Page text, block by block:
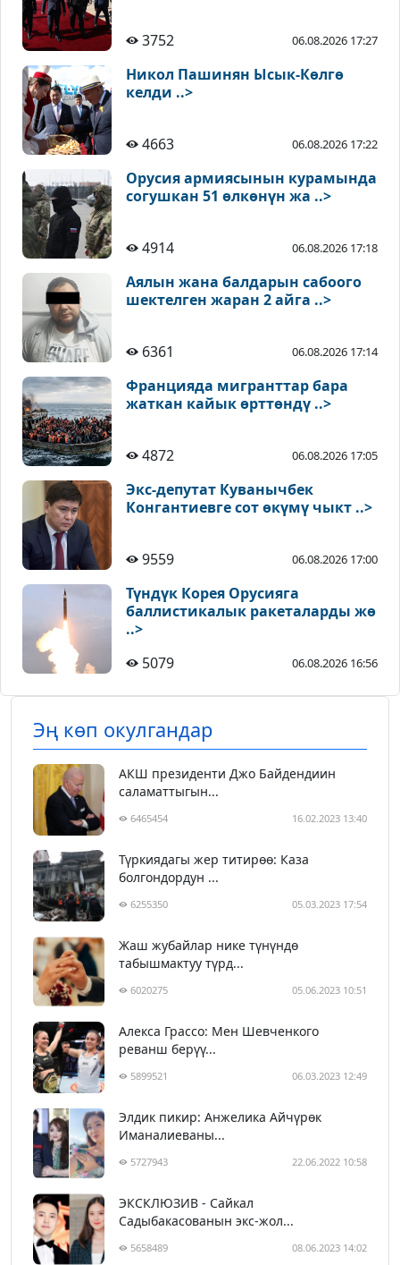
3752 06.08.2026 17:27
Никол Пашинян Ысык-Көлгө
келди ..>
4663 06.08.2026 17:22
Орусия армиясынын курамында
согушкан 51 өлкөнүн жа ..>
4914 06.08.2026 17:18
Аялын жана балдарын сабоого
шектелген жаран 2 айга ..>
6361 06.08.2026 17:14
Францияда мигранттар бара
жаткан кайык өрттөндү ..>
4872 06.08.2026 17:05
Экс-депутат Куванычбек
Конгантиевге сот өкүмү чыкт ..>
9559 06.08.2026 17:00
Түндүк Корея Орусияга
баллистикалык ракеталарды жө
..>
5079
06.08.2026 16:56
Эң көп окулгандар
АКШ президенти Джо Байдендиин
саламаттыгын...
6465454 16.02.2023 13:40
Түркиядагы жер титирөө: Каза
болгондордун ...
6255350 05.03.2023 17:54
Жаш жубайлар нике түнүндө
табышмактуу түрд...
6020275 05.06.2023 10:51
Алекса Грассо: Мен Шевченкого
реванш берүү...
5899521 06.03.2023 12:49
Элдик пикир: Анжелика Айчүрөк
Иманалиеваны...
5727943 22.06.2022 10:58
ЭКСКЛЮЗИВ - Сайкал
Садыбакасованын экс-жол...
5658489 08.06.2023 14:02